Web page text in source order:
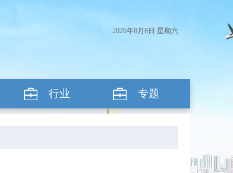
2026年8月8日 星期六
行业 专题